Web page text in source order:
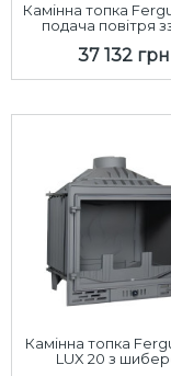
Камінна топка
подача повітря
37 132 грн
Камінна топка
LUX 20 з